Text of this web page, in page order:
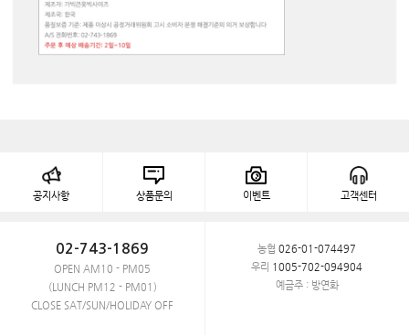
공지사항 상품문의 이벤트 고객센터
02-743-1869
OPEN AM10 - PM05
(LUNCH PM12 - PM01)
CLOSE SAT/SUN/HOLIDAY OFF
농협 026-01-074497
우리 1005-702-094904
예금주 : 방연화